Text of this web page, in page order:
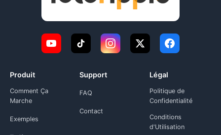
Produit
Comment Ça
Marche
Exemples
Support
FAQ
Contact
Légal
Politique de
Confidentialité
Conditions
d'Utilisation